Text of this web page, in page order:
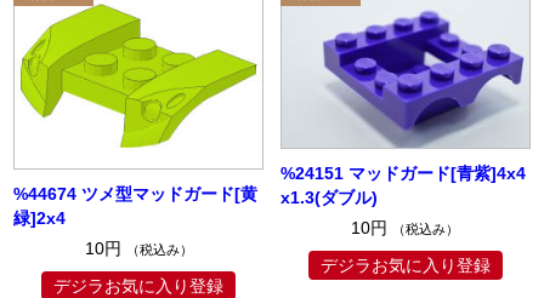
%44674 ツメ型マッドガード[黄
緑]2x4
10円
（税込み）
デジラお気に入り登録
%24151 マッドガード[青紫]4x4
x1.3(ダブル)
10円
（税込み）
デジラお気に入り登録